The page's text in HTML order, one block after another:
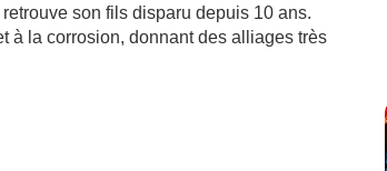
son fils disparu depuis 10 ans.
à la corrosion, donnant des alliages très